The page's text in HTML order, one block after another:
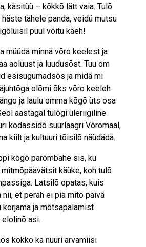
käsitüü – kõkkõ lätt vaia. Tulõ
tähele panda, veidü mutsu
puul võitu käeh!
müüdä minnä võro keelest ja
aoluust ja luudusõst. Tuu om
esisugumadsõs ja midä mi
olõmi õks võro keeleh
ja laulu omma kõgõ üts osa
aastagal tulõgi üleriigiline
kodassidõ suurlaagri Võromaal,
kiilt ja kultuuri tõisilõ näüdädä.
kõgõ parõmbahe sis, ku
käüke, koh tulõ
Latsilõ opatas, kuis
et peräh ei piä mito päivä
korjama ja mõtsapalamist
elolinõ asi.
kokko ka nuuri arvamiisi